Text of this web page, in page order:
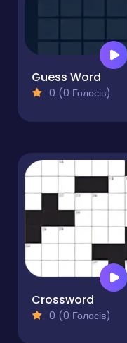
Guess Word
0 (0 Голосів)
Crossword
0 (0 Голосів)